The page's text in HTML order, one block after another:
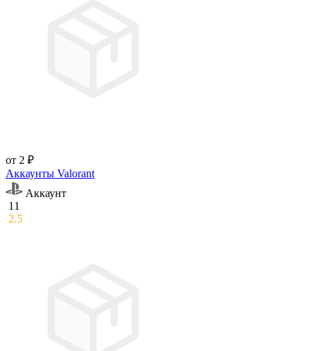
от 2 ₽
Аккаунты Valorant
Аккаунт
11
2.5